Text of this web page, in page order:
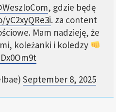
, gdzie będę
. za content
Mam nadzieję, że
koleżanki i koledzy
September 8, 2025